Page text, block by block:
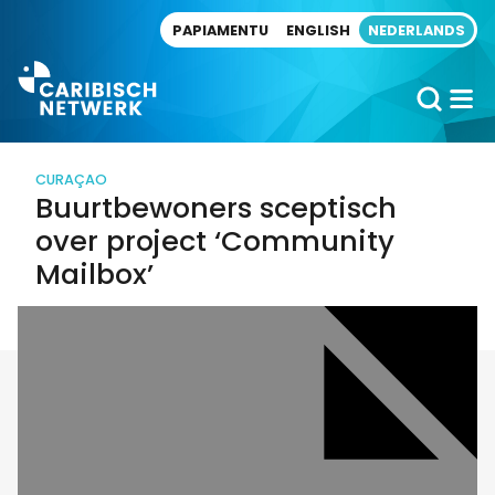
PAPIAMENTU ENGLISH NEDERLANDS
CURAÇAO
Buurtbewoners sceptisch
over project ‘Community
Mailbox’